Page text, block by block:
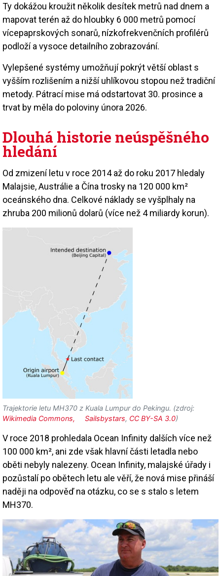
Ty dokážou kroužit několik desítek metrů nad dnem a
mapovat terén až do hloubky 6 000 metrů pomocí
vícepaprskových sonarů, nízkofrekvenčních profilérů
podloží a vysoce detailního zobrazování.
Vylepšené systémy umožňují pokrýt větší oblast s
vyšším rozlišením a nižší uhlíkovou stopou než tradiční
metody. Pátrací mise má odstartovat 30. prosince a
trvat by měla do poloviny února 2026.
Dlouhá historie neúspěšného
hledání
Od zmizení letu v roce 2014 až do roku 2017 hledaly
Malajsie, Austrálie a Čína trosky na 120 000 km²
oceánského dna. Celkové náklady se vyšplhaly na
zhruba 200 milionů dolarů (více než 4 miliardy korun).
Trajektorie letu MH370 z Kuala Lumpur do Pekingu. (zdroj:
Wikimedia Commons, Sailsbystars, CC BY-SA 3.0)
V roce 2018 prohledala Ocean Infinity dalších více než
100 000 km², ani zde však hlavní části letadla nebo
oběti nebyly nalezeny. Ocean Infinity, malajské úřady i
pozůstalí po obětech letu ale věří, že nová mise přináší
naději na odpověď na otázku, co se s stalo s letem
MH370.
Image